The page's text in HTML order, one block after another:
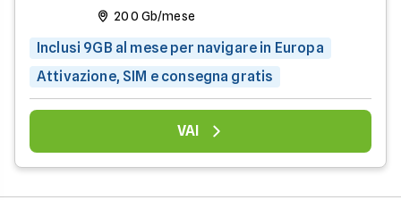
200 Gb/mese
Inclusi 9GB al mese per navigare in Europa
Attivazione, SIM e consegna gratis
VAI